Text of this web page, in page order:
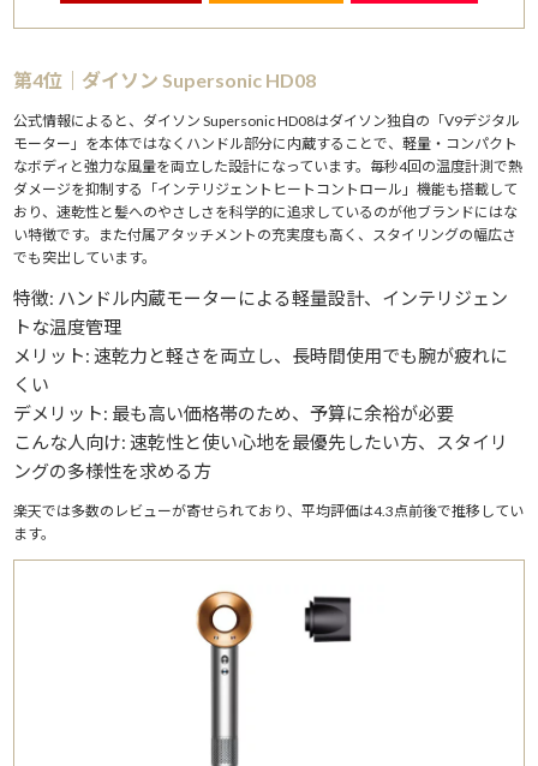
第4位｜ダイソン Supersonic HD08
公式情報によると、ダイソン Supersonic HD08はダイソン独自の「V9デジタル
モーター」を本体ではなくハンドル部分に内蔵することで、軽量・コンパクト
なボディと強力な風量を両立した設計になっています。毎秒4回の温度計測で熱
ダメージを抑制する「インテリジェントヒートコントロール」機能も搭載して
おり、速乾性と髪へのやさしさを科学的に追求しているのが他ブランドにはな
い特徴です。また付属アタッチメントの充実度も高く、スタイリングの幅広さ
でも突出しています。
特徴: ハンドル内蔵モーターによる軽量設計、インテリジェン
トな温度管理
メリット: 速乾力と軽さを両立し、長時間使用でも腕が疲れに
くい
デメリット: 最も高い価格帯のため、予算に余裕が必要
こんな人向け: 速乾性と使い心地を最優先したい方、スタイリ
ングの多様性を求める方
楽天では多数のレビューが寄せられており、平均評価は4.3点前後で推移してい
ます。